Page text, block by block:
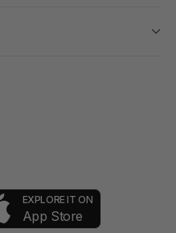
EXPLORE IT ON
App Store